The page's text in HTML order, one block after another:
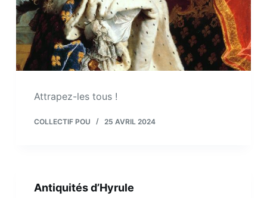
Attrapez-les tous !
COLLECTIF POU 25 AVRIL 2024
Antiquités d’Hyrule